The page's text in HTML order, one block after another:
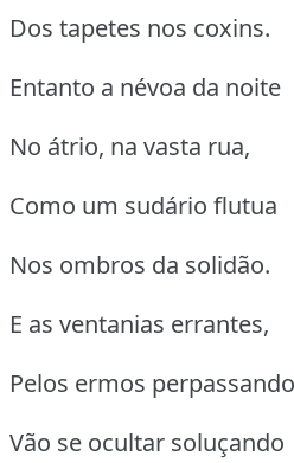
Dos tapetes nos coxins.
Entanto a névoa da noite
No átrio, na vasta rua,
Como um sudário flutua
Nos ombros da solidão.
E as ventanias errantes,
Pelos ermos
Vão se ocultar soluçando